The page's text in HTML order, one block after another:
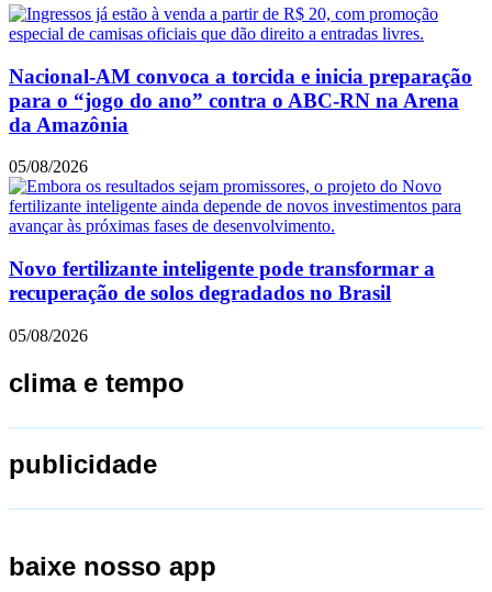
Nacional-AM convoca a torcida e inicia preparação
para o “jogo do ano” contra o ABC-RN na Arena
da Amazônia
05/08/2026
Novo fertilizante inteligente pode transformar a
recuperação de solos degradados no Brasil
05/08/2026
clima e tempo
publicidade
baixe nosso app